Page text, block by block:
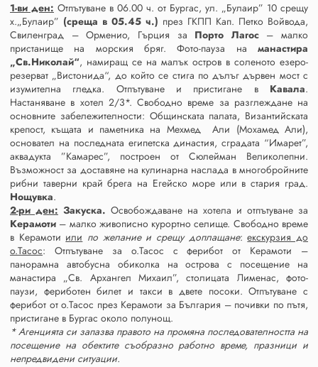
1-ви ден: Отпътуване в 06.00 ч. от Бургас, ул. „Булаир” 10 срещу
х.„Булаир” (среща в 05.45 ч.) през ГКПП Кап. Петко Войвода,
Свиленград – Орменио, Гърция за Порто Лагос– малко
пристанище на морския бряг. Фото-пауза на манастира
„Св.Николай“, намиращ се на малък остров в соленото езеро-
резерват „Вистонида“, до който се стига по дълъг дървен мост с
изумителна гледка. Отпътуване и пристигане в Кавала.
Настаняване в хотел 2/3*. Свободно време за разглеждане на
основните забележителности: Общинската палата, Византийската
крепост, къщата и паметника на Мехмед Али (Мохамед Али),
основател на последната египетска династия, сградата “Имарет”,
аквадукта ”Камарес”, построен от Сюлейман Великолепни.
Възможност за доставяне на кулинарна наслада в многобройните
рибни таверни край брега на Егейско море или в стария град.
Нощувка.
2-ри ден: Закуска. Освобождаване на хотела и отпътуване за
Керамоти – малко живописно курортно селище. Свободно време
в Керамоти или по желание и срещу доплащане:екскурзия до
о.Тасос: Отпътуване за о.Тасос с ферибот от Керамоти –
панорамна автобусна обиколка на острова с посещение на
манастира „Св. Архангел Михаил”, столицата Лименас, фото-
паузи, фериботен билет и такси в двете посоки. Отпътуване с
ферибот от о.Тасос през Керамоти за България – почивки по пътя,
пристигане в Бургас около полунощ.
* Агенцията си запазва правото на промяна последователността на
посещение на обектите съобразно работно време, празници и
непредвидени ситуации.